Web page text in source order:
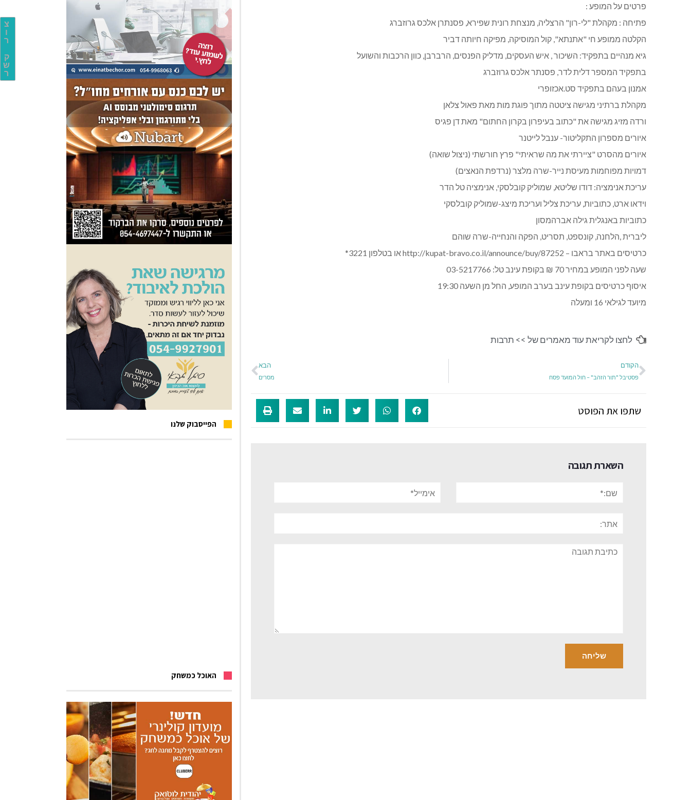
צ
ו
ר
ק
ש
ר
פרטים על המופע :
פתיחה : מקהלת "לי-רון" הרצליה, מנצחת רונית שפירא, פסנתרן אלכס גרוזברג
הקלטה ממופע חי "אתנתא", קול המוסיקה, מפיקה חיותה דביר
גיא מנהיים בתפקיד: השיכור , איש העסקים, מדליק הפנסים, הרברבן, כוון הרכבות והשועל
בתפקיד המספר דלית לדר, פסנתר אלכס גרוזברג
אמנון בעהם בתפקיד סט.אכזופרי
מקהלת ברתיני מגישה ציטטה מתוך פוגת מות מאת פאול צלאן
ורדה מזיג מגישה את "כתוב בעיפרון בקרון החתום" מאת דן פגיס
איורים מספרון התקליטור- ענבל לייטנר
איורים מהסרט "ציירתי את מה שראיתי" פרץ חורשתי (ניצול שואה)
דמויות מפוחמות מעיסת נייר-שרה מלצר (נרדפת הנאצים)
עריכת אנימציה: דודו שליטא, שמוליק קובלסקי, אנימציה טל הדר
וידאו ארט, כתוביות, עריכת צליל ועריכת מיצג-שמוליק קובלסקי
כתוביות באנגלית גילה אברהמסון
ליברית ,הלחנה, קונספט, תסריט, הפקה והנחייה-שרה שוהם
כרטיסים באתר בראבו – http://kupat-bravo.co.il/announce/buy/87252 או בטלפון 3221*
שעה לפני המופע במחיר 70 ₪ בקופת עינב טל: 03-5217766
איסוף כרטיסים בקופת עינב בערב המופע, החל מן השעה 19:30
מיועד לגילאי 16 ומעלה
לחצו לקריאת עוד מאמרים של >> תרבות
הקודם
פסטיבל "תור הזהב" – חול המועד פסח
הבא
מסרים
שתפו את הפוסט
השארת תגובה
תגובה
הפייסבוק שלנו
האוכל כמשחק